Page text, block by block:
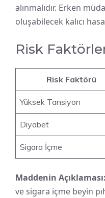
alınmalıdır. Erken
oluşabilecek kalıcı
Risk
Risk Faktörü
Yüksek Tansiyon
Diyabet
Sigara İçme
Maddenin Açıklaması:
ve sigara içme beyin